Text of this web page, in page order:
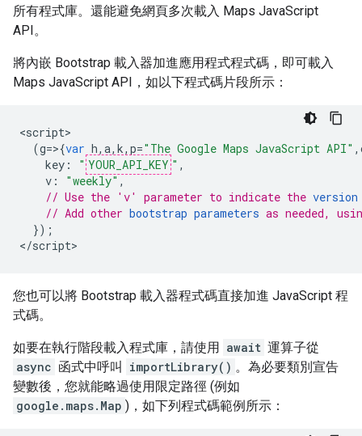
所有程式庫。還能避免網頁多次載入 Maps JavaScript
API。
將內嵌 Bootstrap 載入器加進應用程式程式碼，即可載入
Maps JavaScript API，如以下程式碼片段所示：
<script
(g=>{var h, a, k, p="The Google Maps JavaScript API" ,
key : " YOUR_API_KEY " ,
v : "weekly" ,
// Use the 'v' parameter to indicate the version
// Add other bootstrap parameters as needed,
});
</script>
您也可以將 Bootstrap 載入器程式碼直接加進 JavaScript 程
式碼。
如要在執行階段載入程式庫，請使用 await 運算子從
async 函式中呼叫 importLibrary() 。為必要類別宣告
變數後，您就能略過使用限定路徑 (例如
google.maps.Map )，如下列程式碼範例所示：